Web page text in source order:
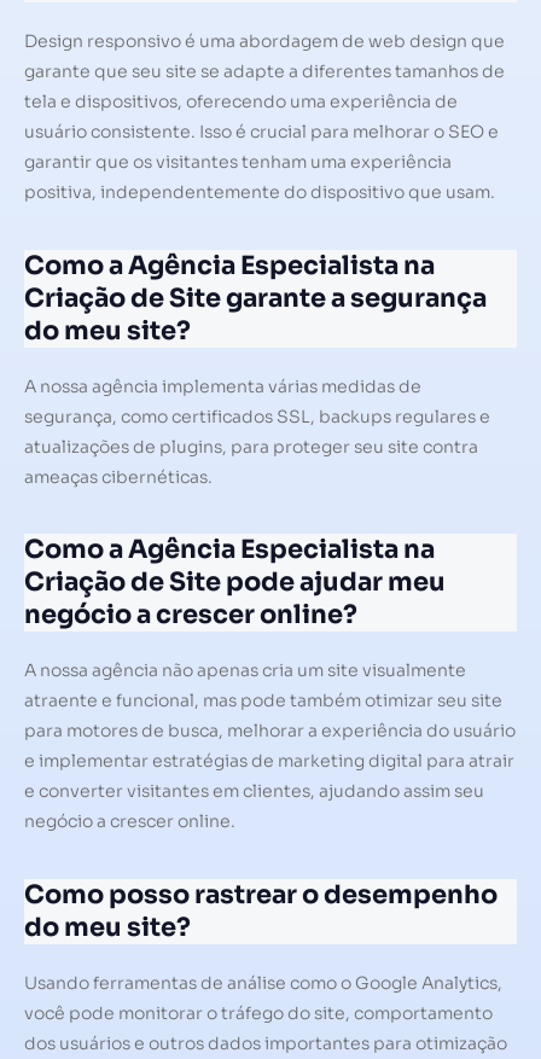
Design responsivo é uma abordagem de web design que
garante que seu site se adapte a diferentes tamanhos de
tela e dispositivos, oferecendo uma experiência de
usuário consistente. Isso é crucial para melhorar o SEO e
garantir que os visitantes tenham uma experiência
positiva, independentemente do dispositivo que usam.
Como a Agência Especialista na
Criação de Site garante a segurança
do meu site?
A nossa agência implementa várias medidas de
segurança, como certificados SSL, backups regulares e
atualizações de plugins, para proteger seu site contra
ameaças cibernéticas.
Como a Agência Especialista na
Criação de Site pode ajudar meu
negócio a crescer online?
A nossa agência não apenas cria um site visualmente
atraente e funcional, mas pode também otimizar seu site
para motores de busca, melhorar a experiência do usuário
e implementar estratégias de marketing digital para atrair
e converter visitantes em clientes, ajudando assim seu
negócio a crescer online.
Como posso rastrear o desempenho
do meu site?
Usando ferramentas de análise como o Google Analytics,
você pode monitorar o tráfego do site, comportamento
dos usuários e outros dados importantes para otimização